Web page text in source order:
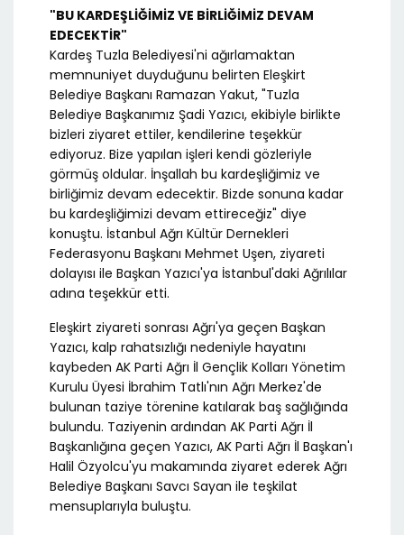
"BU KARDEŞLİĞİMİZ VE BİRLİĞİMİZ DEVAM
EDECEKTİR"
Kardeş Tuzla Belediyesi'ni ağırlamaktan
memnuniyet duyduğunu belirten Eleşkirt
Belediye Başkanı Ramazan Yakut, "Tuzla
Belediye Başkanımız Şadi Yazıcı, ekibiyle birlikte
bizleri ziyaret ettiler, kendilerine teşekkür
ediyoruz. Bize yapılan işleri kendi gözleriyle
görmüş oldular. İnşallah bu kardeşliğimiz ve
birliğimiz devam edecektir. Bizde sonuna kadar
bu kardeşliğimizi devam ettireceğiz" diye
konuştu. İstanbul Ağrı Kültür Dernekleri
Federasyonu Başkanı Mehmet Uşen, ziyareti
dolayısı ile Başkan Yazıcı'ya İstanbul'daki Ağrılılar
adına teşekkür etti.
Eleşkirt ziyareti sonrası Ağrı'ya geçen Başkan
Yazıcı, kalp rahatsızlığı nedeniyle hayatını
kaybeden AK Parti Ağrı İl Gençlik Kolları Yönetim
Kurulu Üyesi İbrahim Tatlı'nın Ağrı Merkez'de
bulunan taziye törenine katılarak baş sağlığında
bulundu. Taziyenin ardından AK Parti Ağrı İl
Başkanlığına geçen Yazıcı, AK Parti Ağrı İl Başkan'ı
Halil Özyolcu'yu makamında ziyaret ederek Ağrı
Belediye Başkanı Savcı Sayan ile teşkilat
mensuplarıyla buluştu.